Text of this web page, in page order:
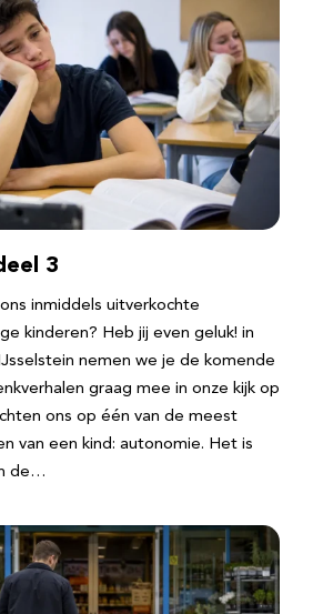
3
inmiddels uitverkochte
kinderen? Heb jij even geluk! in
nemen we je de komende
graag mee in onze kijk op
ons op één van de meest
van een kind: autonomie. Het is
de…